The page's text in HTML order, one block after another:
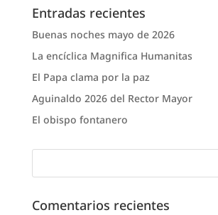
Entradas recientes
Buenas noches mayo de 2026
La encíclica Magnifica Humanitas
El Papa clama por la paz
Aguinaldo 2026 del Rector Mayor
El obispo fontanero
Comentarios recientes